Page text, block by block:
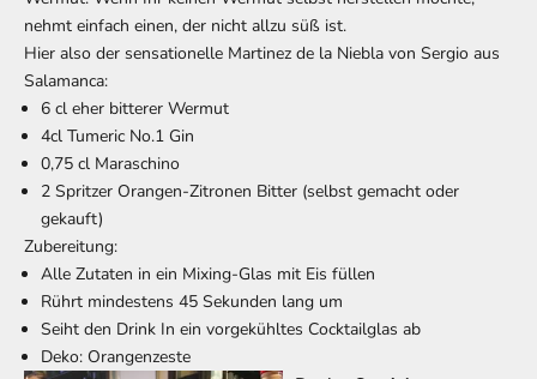
nehmt einfach einen, der nicht allzu süß ist.
Hier also der sensationelle Martinez de la Niebla von Sergio aus
Salamanca:
6 cl eher bitterer Wermut
4cl Tumeric No.1 Gin
0,75 cl Maraschino
2 Spritzer Orangen-Zitronen Bitter (selbst gemacht oder
gekauft)
Zubereitung:
Alle Zutaten in ein Mixing-Glas mit Eis füllen
Rührt mindestens 45 Sekunden lang um
Seiht den Drink In ein vorgekühltes Cocktailglas ab
Deko: Orangenzeste